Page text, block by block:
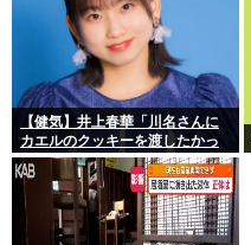
【健気】井上春華「川名さんに
カエルのクッキーを渡したかっ
たけど、話しかけられず結局自
分で食べた」